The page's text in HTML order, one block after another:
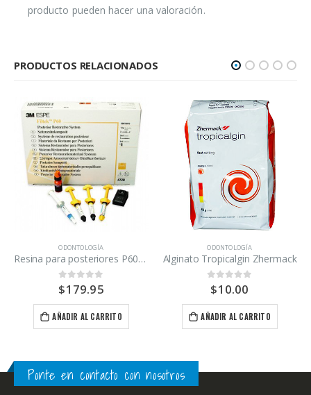
producto pueden hacer una valoración.
PRODUCTOS RELACIONADOS
ODONTOLOGÍA
Resina para posteriores P60 3M ESPE Kit
0out of 5
$179.95
AÑADIR AL CARRITO
ODONTOLOGÍA
Alginato Tropicalgin Zhermack
0out of 5
$10.00
AÑADIR AL CARRITO
Ponte en contacto con nosotros